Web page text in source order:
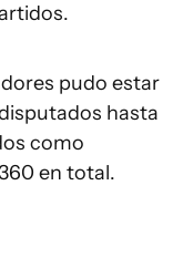
pudo estar
hasta
como
en total.